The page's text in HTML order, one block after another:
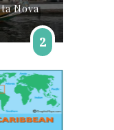
Nova
2